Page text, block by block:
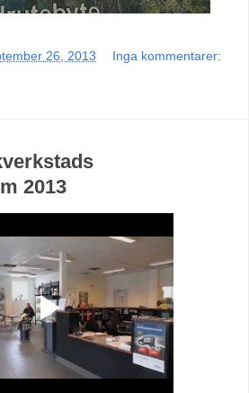
26, 2013 Inga kommentarer:
2013